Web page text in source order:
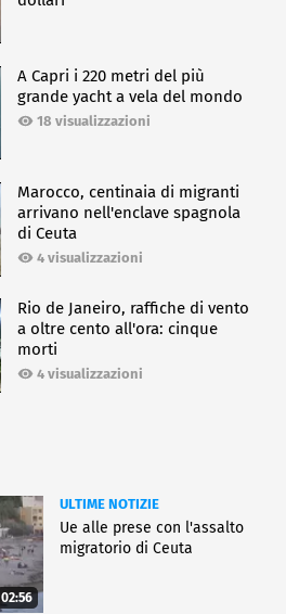
A Capri i 220 metri del più
grande yacht a vela del mondo
18 visualizzazioni
Marocco, centinaia di migranti
arrivano nell'enclave spagnola
di Ceuta
4 visualizzazioni
Rio de Janeiro, raffiche di vento
a oltre cento all'ora: cinque
morti
4 visualizzazioni
02:56
ULTIME NOTIZIE
Ue alle prese con l'assalto
migratorio di Ceuta